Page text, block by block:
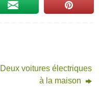
Deux voitures électriques
à la maison